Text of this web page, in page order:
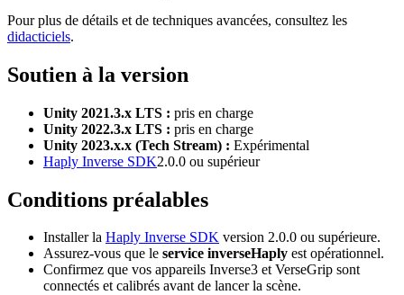
Pour plus de détails et de techniques avancées, consultez les
didacticiels.
Soutien à la version
Unity 2021.3.x LTS : pris en charge
Unity 2022.3.x LTS : pris en charge
Unity 2023.x.x (Tech Stream) : Expérimental
Haply Inverse SDK2.0.0 ou supérieur
Conditions préalables
Installer la Haply Inverse SDK version 2.0.0 ou supérieure.
Assurez-vous que le service inverseHaply est opérationnel.
Confirmez que vos appareils Inverse3 et VerseGrip sont
connectés et calibrés avant de lancer la scène.